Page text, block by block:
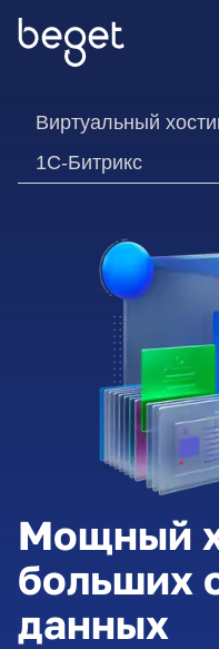
Виртуальный
1C-Битрикс
Мощный
больших
данных